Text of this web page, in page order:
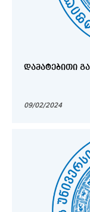
ᲓᲐᲛᲐᲢᲔᲑᲘᲗᲘ
09/02/2024